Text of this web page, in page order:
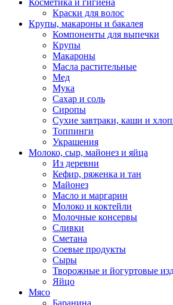
Косметика и гигиена
Краски для волос
Крупы, макароны и бакалея
Компоненты для выпечки
Крупы
Макароны
Масла растительные
Мед
Мука
Сахар и соль
Сиропы
Сухие завтраки, каши и
Топпинги
Украшения
Молоко, сыр, майонез и яйца
Из деревни
Кефир, ряженка и тан
Майонез
Масло и маргарин
Молоко и коктейли
Молочные консервы
Сливки
Сметана
Соевые продукты
Сыры
Творожные и йогуртовые
Яйцо
Мясо
Баранина